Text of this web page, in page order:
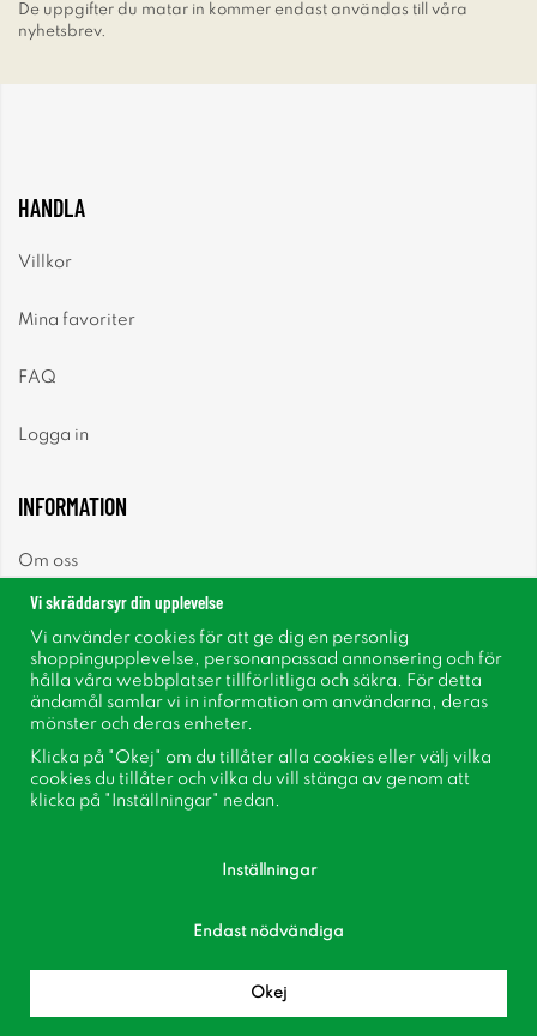
De uppgifter du matar in kommer endast användas till våra
nyhetsbrev.
HANDLA
Villkor
Mina favoriter
FAQ
Logga in
INFORMATION
Om oss
Nyhetsbrev
Om cookies
Inspiration
Bli medlem i vår kundklubb!
Vi skräddarsyr din upplevelse
Vi använder cookies för att ge dig en personlig
shoppingupplevelse, personanpassad annonsering och för
hålla våra webbplatser tillförlitliga och säkra. För detta
ändamål samlar vi in information om användarna, deras
mönster och deras enheter.
Klicka på "Okej" om du tillåter alla cookies eller välj vilka
cookies du tillåter och vilka du vill stänga av genom att
klicka på "Inställningar" nedan.
Inställningar
Endast nödvändiga
Okej